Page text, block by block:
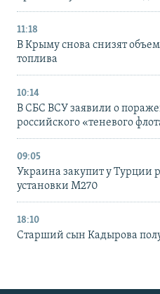
11:18
В Крыму снова снизят
топлива
10:14
В СБС ВСУ заявили о
российского «теневого
09:05
Украина закупит у Турции
установки M270
18:10
Старший сын Кадырова